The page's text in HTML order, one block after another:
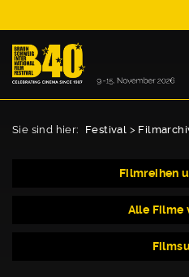
Sie sind hier: Festival >
Filmreihen
Alle Filme